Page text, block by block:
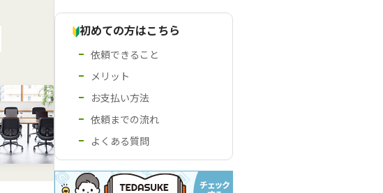
初めての方はこちら
依頼できること
メリット
お支払い方法
依頼までの流れ
よくある質問